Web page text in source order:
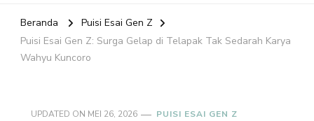
Beranda
Puisi Esai Gen Z
Puisi Esai Gen Z: Surga Gelap di Telapak Tak Sedarah Karya
Wahyu Kuncoro
UPDATED ON MEI 26, 2026 PUISI ESAI GEN Z